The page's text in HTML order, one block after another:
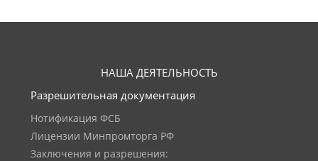
НАША ДЕЯТЕЛЬНОСТЬ
Разрешительная документация
Нотификация ФСБ
Лицензии Минпромторга РФ
Заключения и разрешения: